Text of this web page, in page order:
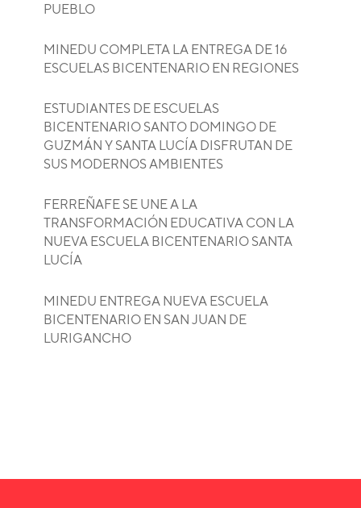
PUEBLO
MINEDU COMPLETA LA ENTREGA DE 16
ESCUELAS BICENTENARIO EN REGIONES
ESTUDIANTES DE ESCUELAS
BICENTENARIO SANTO DOMINGO DE
GUZMÁN Y SANTA LUCÍA DISFRUTAN DE
SUS MODERNOS AMBIENTES
FERREÑAFE SE UNE A LA
TRANSFORMACIÓN EDUCATIVA CON LA
NUEVA ESCUELA BICENTENARIO SANTA
LUCÍA
MINEDU ENTREGA NUEVA ESCUELA
BICENTENARIO EN SAN JUAN DE
LURIGANCHO